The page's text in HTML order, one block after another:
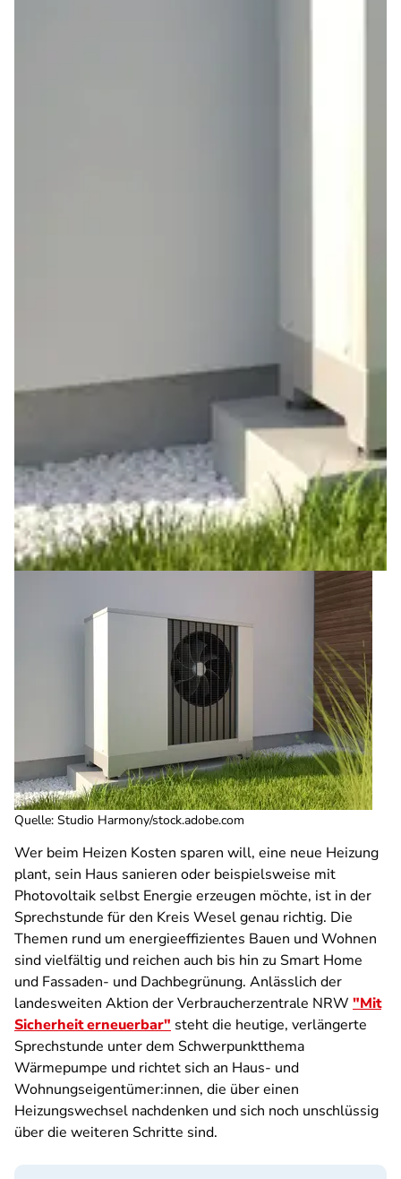
Quelle: Studio Harmony/stock.adobe.com
Wer beim Heizen Kosten sparen will, eine neue Heizung
plant, sein Haus sanieren oder beispielsweise mit
Photovoltaik selbst Energie erzeugen möchte, ist in der
Sprechstunde für den Kreis Wesel genau richtig. Die
Themen rund um energieeffizientes Bauen und Wohnen
sind vielfältig und reichen auch bis hin zu Smart Home
und Fassaden- und Dachbegrünung. Anlässlich der
landesweiten Aktion der Verbraucherzentrale NRW "Mit
Sicherheit erneuerbar" steht die heutige, verlängerte
Sprechstunde unter dem Schwerpunktthema
Wärmepumpe und richtet sich an Haus- und
Wohnungseigentümer:innen, die über einen
Heizungswechsel nachdenken und sich noch unschlüssig
über die weiteren Schritte sind.